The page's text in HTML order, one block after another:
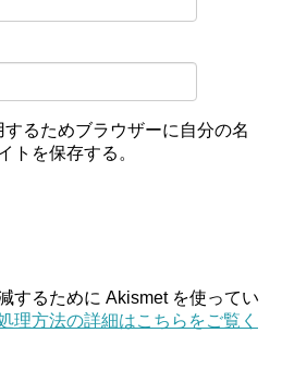
るためブラウザーに自分の名
トを保存する。
するために Akismet を使ってい
理方法の詳細はこちらをご覧く